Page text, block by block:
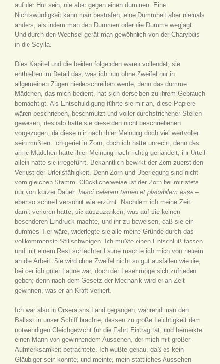
auf der Hut sein, nie aber gegen einen dummen. Eine
Nichtswürdigkeit kann man bestrafen, eine Dummheit aber niemals
anders, als indem man den Dummen oder die Dumme wegjagt.
Und durch den Wechsel gerät man gewöhnlich von der Charybdis
in die Scylla.
Dies Kapitel und die beiden folgenden waren vollendet; sie
enthielten im Detail das, was ich nun ohne Zweifel nur in
allgemeinen Zügen niederschreiben werde, denn das dumme
Mädchen, das mich bedient, hat sich derselben zu ihrem Gebrauch
bemächtigt. Als Entschuldigung führte sie mir an, diese Papiere
wären beschrieben, beschmutzt und voller durchstrichener Stellen
gewesen, deshalb hätte sie diese den nicht beschriebenen
vorgezogen, da diese mir nach ihrer Meinung doch viel wertvoller
sein müßten. Ich geriet in Zorn, doch ich hatte unrecht, denn das
arme Mädchen hatte ihrer Meinung nach richtig gehandelt; ihr Urteil
allein hatte sie irregeführt. Bekanntlich bewirkt der Zorn zuerst den
Verlust der Urteilsfähigkeit. Denn Zorn und Überlegung sind nicht
vom gleichen Stamm. Glücklicherweise ist der Zorn bei mir stets
nur von kurzer Dauer: Irasci celerem tamen et placabilem esse –
ebenso schnell versöhnt wie erzürnt. Nachdem ich meine Zeit
damit verloren hatte, sie auszuzanken, was auf sie keinen
besonderen Eindruck machte, und ihr zu beweisen, daß sie ein
dummes Tier wäre, widerlegte sie alle meine Gründe durch das
vollkommenste Stillschweigen. Ich mußte einen Entschluß fassen
und mit einem Rest schlechter Laune machte ich mich von neuem
an die Arbeit. Sie wird ohne Zweifel nicht so gut ausfallen wie die,
bei der ich guter Laune war, doch der Leser möge sich zufrieden
geben; denn nach dem Gesetz der Mechanik wird er an Zeit
gewinnen, was er an Kraft verliert.
Ich war also in Orsera ans Land gegangen, wahrend man den
Ballast in unser Schiff brachte, dessen zu große Leichtigkeit dem
notwendigen Gleichgewicht für die Fahrt Eintrag tat, und bemerkte
einen Mann von gewinnendem Aussehen, der mich mit großer
Aufmerksamkeit betrachtete. Ich wußte genau, daß es kein
Gläubiger sein konnte, und meinte, mein stattliches Aussehen